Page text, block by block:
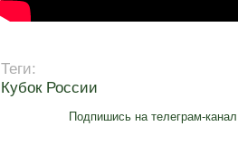
Теги:
Кубок России
Подпишись на телеграм-